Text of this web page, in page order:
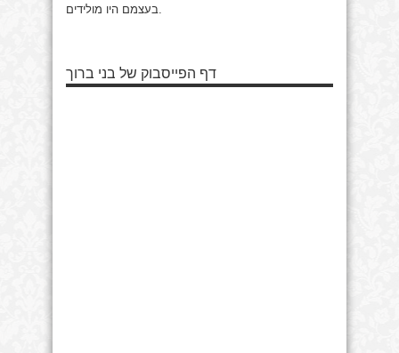
דף הפייסבוק של בני ברוך